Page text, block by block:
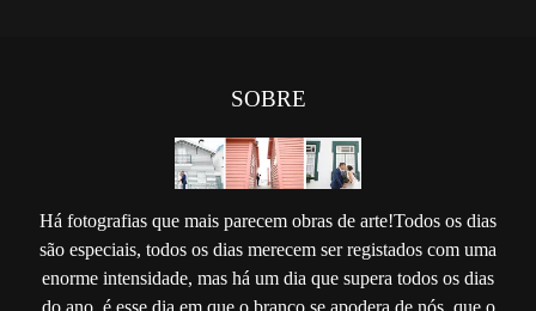
SOBRE
Há fotografias que mais parecem obras de arte!Todos os dias
são especiais, todos os dias merecem ser registados com uma
enorme intensidade, mas há um dia que supera todos os dias
do ano, é esse dia em que o branco se apodera de nós, que o